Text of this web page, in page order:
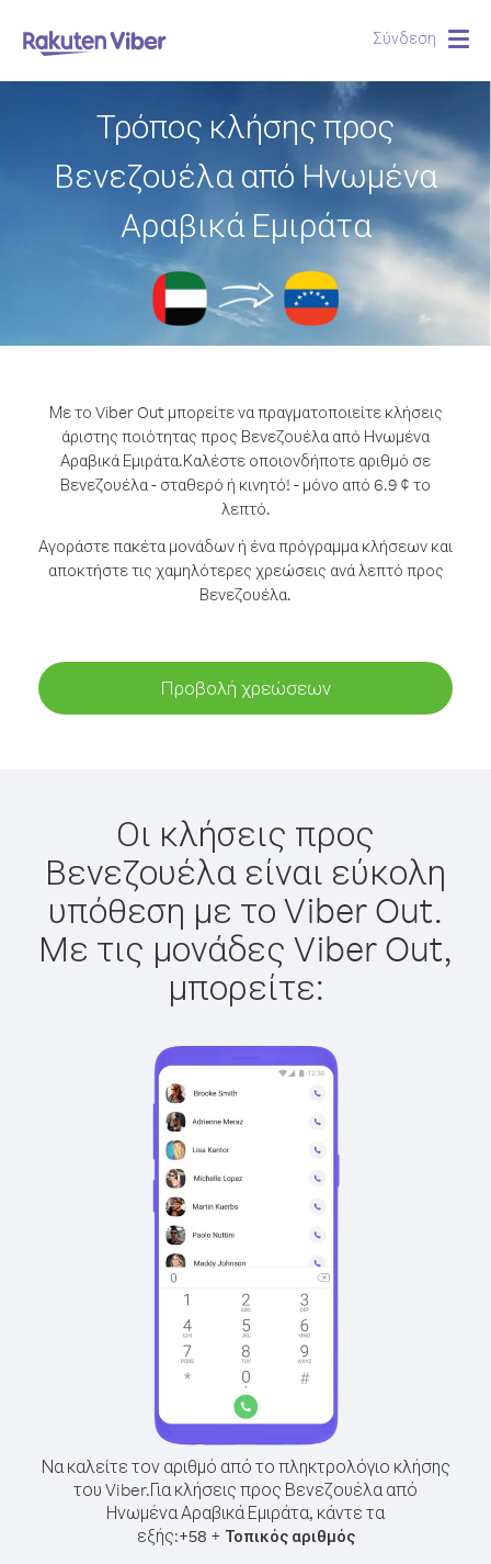
Σύνδεση
Τρόπος κλήσης προς
Βενεζουέλα από Ηνωμένα
Αραβικά Εμιράτα
Με το Viber Out μπορείτε να πραγματοποιείτε κλήσεις
άριστης ποιότητας προς Βενεζουέλα από Ηνωμένα
Αραβικά Εμιράτα.Καλέστε οποιονδήποτε αριθμό σε
Βενεζουέλα - σταθερό ή κινητό! - μόνο από 6.9 ¢ το
λεπτό.
Αγοράστε πακέτα μονάδων ή ένα πρόγραμμα κλήσεων και
αποκτήστε τις χαμηλότερες χρεώσεις ανά λεπτό προς
Βενεζουέλα.
Προβολή χρεώσεων
Οι κλήσεις προς
Βενεζουέλα είναι εύκολη
υπόθεση με το Viber Out.
Με τις μονάδες Viber Out,
μπορείτε:
Να καλείτε τον αριθμό από το πληκτρολόγιο κλήσης
του Viber.Για κλήσεις προς Βενεζουέλα από
Ηνωμένα Αραβικά Εμιράτα, κάντε τα
εξής:+58 + Τοπικός αριθμός